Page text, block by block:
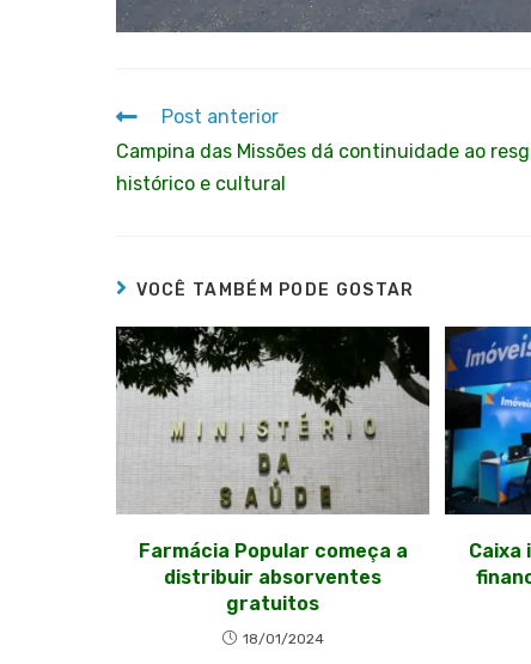
Post anterior
Campina das Missões dá continuidade ao
histórico e cultural
VOCÊ TAMBÉM PODE GOSTAR
Farmácia Popular começa a
distribuir absorventes
gratuitos
18/01/2024
Caixa